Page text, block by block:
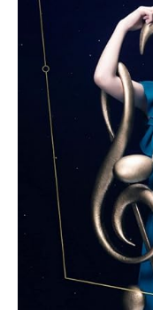
AI活用のいまが分かる
企業ITのトレンドを詳説
経営リーダーのコミ
マーケ×ITの今がよく
ITエンジニア向け専門
企業向けIT製品の総
IT製品の技術・比較・
製造業のIT導入・活用